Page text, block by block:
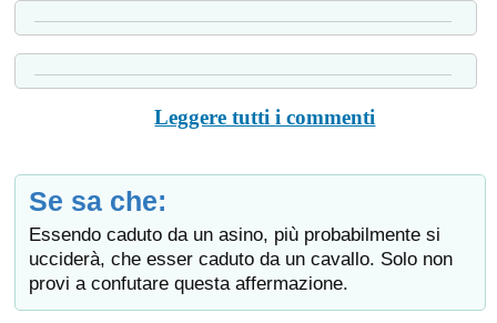
Leggere tutti i commenti
Se sa che:
Essendo caduto da un asino, più probabilmente si
ucciderà, che esser caduto da un cavallo. Solo non
provi a confutare questa affermazione.